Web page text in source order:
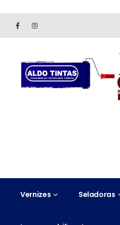
Vernizes Seladoras